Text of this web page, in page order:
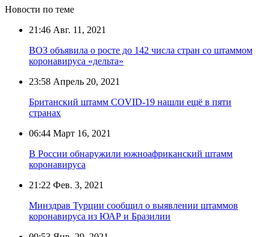
Новости по теме
21:46 Авг. 11, 2021
ВОЗ объявила о росте до 142 числа стран со штаммом
коронавируса «дельта»
23:58 Апрель 20, 2021
Британский штамм COVID-19 нашли ещё в пяти
странах
06:44 Март 16, 2021
В России обнаружили южноафриканский штамм
коронавируса
21:22 Фев. 3, 2021
Минздрав Турции сообщил о выявлении штаммов
коронавируса из ЮАР и Бразилии